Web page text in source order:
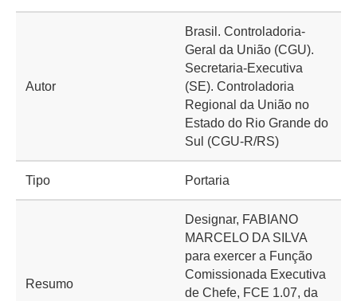
Autor
Brasil. Controladoria-
Geral da União (CGU).
Secretaria-Executiva
(SE). Controladoria
Regional da União no
Estado do Rio Grande do
Sul (CGU-R/RS)
Tipo Portaria
Resumo
Designar, FABIANO
MARCELO DA SILVA
para exercer a Função
Comissionada Executiva
de Chefe, FCE 1.07, da